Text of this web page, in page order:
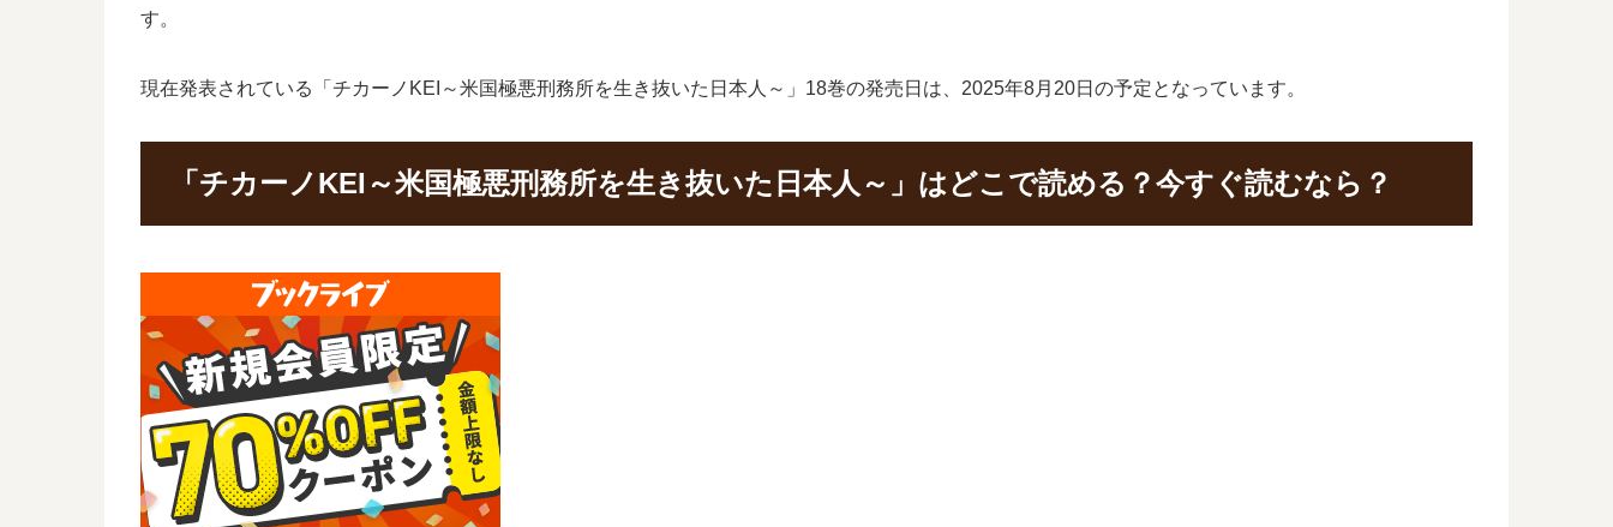
す。
現在発表されている「チカーノKEI～米国極悪刑務所を生き抜いた日本人～」18巻の発売日は、2025年8月20日の予定となっています。
「チカーノKEI～米国極悪刑務所を生き抜いた日本人～」はどこで読める？今すぐ読むなら？